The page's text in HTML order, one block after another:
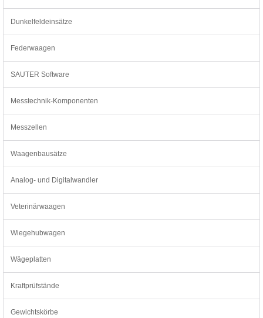
Dunkelfeldeinsätze
Federwaagen
SAUTER Software
Messtechnik-Komponenten
Messzellen
Waagenbausätze
Analog- und Digitalwandler
Veterinärwaagen
Wiegehubwagen
Wägeplatten
Kraftprüfstände
Gewichtskörbe